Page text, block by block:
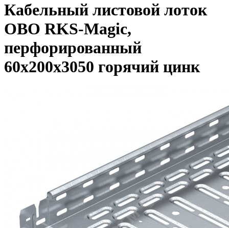
Кабельный листовой лоток
OBO RKS-Magic,
перфорированный
60x200x3050 горячий цинк